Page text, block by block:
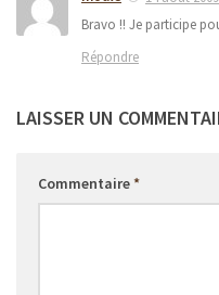
Bravo !! Je participe
Répondre
LAISSER UN
Commentaire*